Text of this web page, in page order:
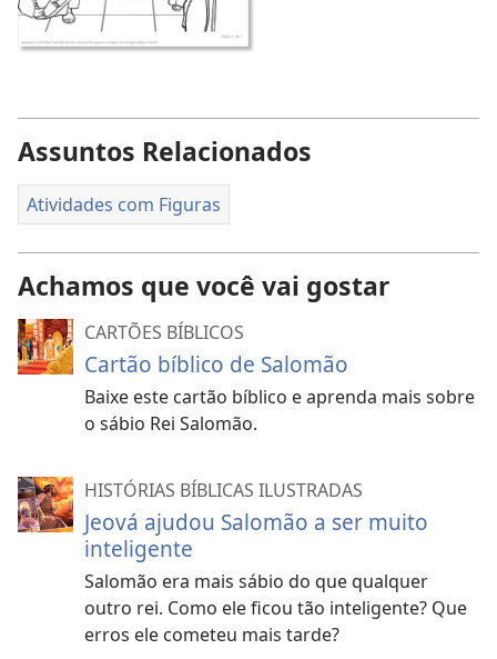
Assuntos Relacionados
Atividades com Figuras
Achamos que você vai gostar
CARTÕES BÍBLICOS
Cartão bíblico de Salomão
Baixe este cartão bíblico e aprenda mais sobre
o sábio Rei Salomão.
HISTÓRIAS BÍBLICAS ILUSTRADAS
Jeová ajudou Salomão a ser muito
inteligente
Salomão era mais sábio do que qualquer
outro rei. Como ele ficou tão inteligente? Que
erros ele cometeu mais tarde?